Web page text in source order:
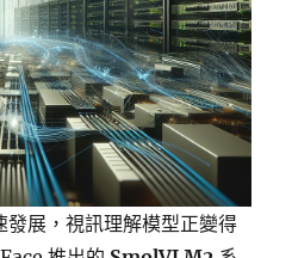
發展，視訊理解模型正變得